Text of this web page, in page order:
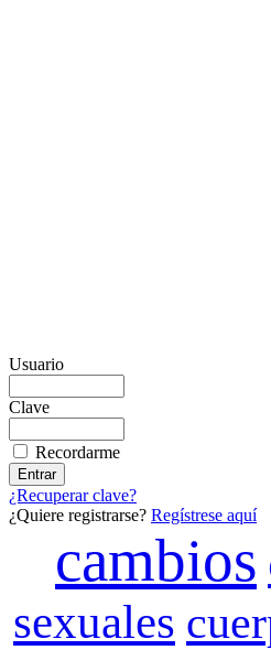
Usuario
Clave
Recordarme
¿Recuperar clave?
¿Quiere registrarse? Regístrese aquí
cambios
sexuales